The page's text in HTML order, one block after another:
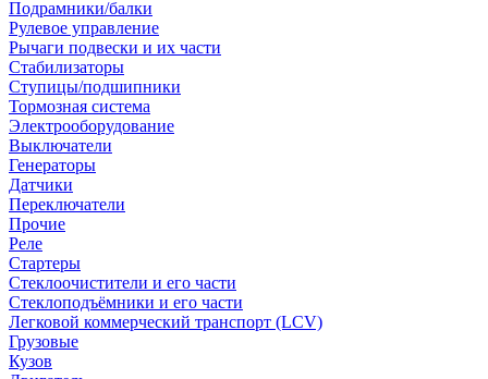
Подрамники/балки
Рулевое управление
Рычаги подвески и их части
Стабилизаторы
Ступицы/подшипники
Тормозная система
Электрооборудование
Выключатели
Генераторы
Датчики
Переключатели
Прочие
Реле
Стартеры
Стеклоочистители и его части
Стеклоподъёмники и его части
Легковой коммерческий транспорт (LCV)
Грузовые
Кузов